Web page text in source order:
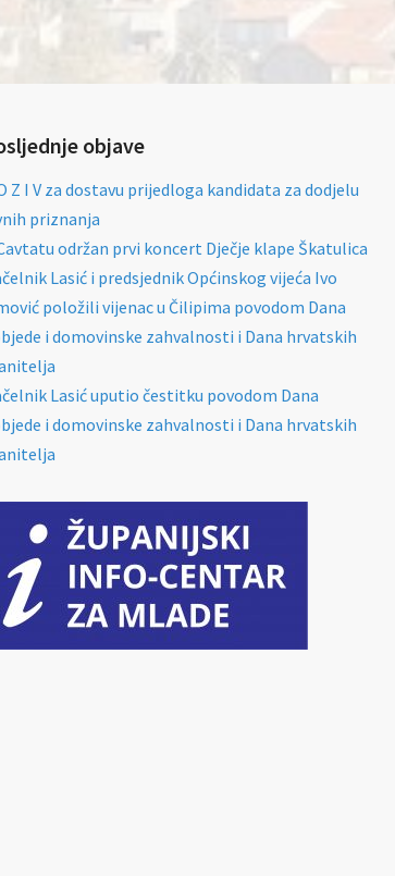
objave
Z I V za dostavu prijedloga kandidata za dodjelu
priznanja
održan prvi koncert Dječje klape Škatulica
Lasić i predsjednik Općinskog vijeća Ivo
položili vijenac u Čilipima povodom Dana
i domovinske zahvalnosti i Dana hrvatskih
Lasić uputio čestitku povodom Dana
i domovinske zahvalnosti i Dana hrvatskih